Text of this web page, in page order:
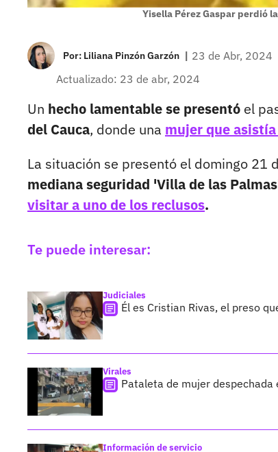
Yisella Pérez Gaspar perdió
Por: Liliana Pinzón Garzón | 23 de Abr, 2024
Actualizado: 23 de abr, 2024
Un hecho lamentable se presentó el
del Cauca, donde una mujer que
La situación se presentó el domingo 21
mediana seguridad 'Villa de las
visitar a uno de los reclusos.
Te puede interesar:
Judiciales
Él es Cristian Rivas, el preso
Virales
Pataleta de mujer
Información de servicio